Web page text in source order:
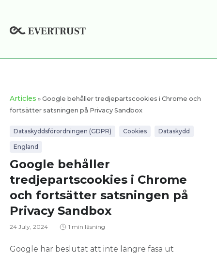
content
Articles » Google behåller tredjepartscookies i Chrome och
fortsätter satsningen på Privacy Sandbox
Dataskyddsförordningen (GDPR) Cookies Dataskydd
England
Google behåller
tredjepartscookies i Chrome
och fortsätter satsningen på
Privacy Sandbox
24 July, 2024 1 min läsning
Google har beslutat att inte längre fasa ut